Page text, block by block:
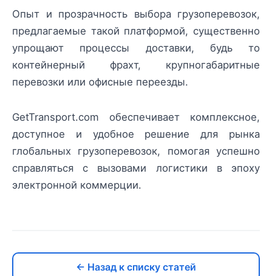
Опыт и прозрачность выбора грузоперевозок,
предлагаемые такой платформой, существенно
упрощают процессы доставки, будь то
контейнерный фрахт, крупногабаритные
перевозки или офисные переезды.
GetTransport.com обеспечивает комплексное,
доступное и удобное решение для рынка
глобальных грузоперевозок, помогая успешно
справляться с вызовами логистики в эпоху
электронной коммерции.
← Назад к списку статей